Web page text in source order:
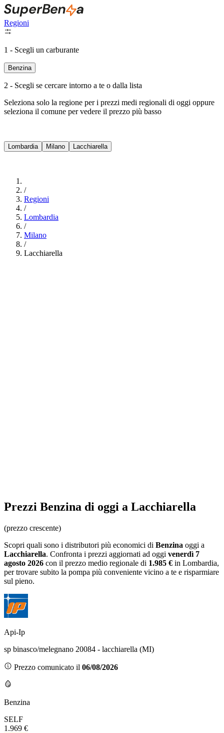
Regioni
1 - Scegli un carburante
Benzina
2 - Scegli se cercare intorno a te o dalla lista
Seleziona solo la regione per i prezzi medi regionali di oggi oppure
seleziona il comune per vedere il prezzo più basso
Lombardia Milano Lacchiarella
/
Regioni
/
Lombardia
/
Milano
/
Lacchiarella
Prezzi Benzina di oggi a Lacchiarella
(prezzo crescente)
Scopri quali sono i distributori più economici di Benzina oggi a
Lacchiarella. Confronta i prezzi aggiornati ad oggi venerdì 7
agosto 2026 con il prezzo medio regionale di 1.985 € in Lombardia,
per trovare subito la pompa più conveniente vicino a te e risparmiare
sul pieno.
Api-Ip
sp binasco/melegnano 20084 - lacchiarella (MI)
Prezzo comunicato il 06/08/2026
Benzina
SELF
1.969 €